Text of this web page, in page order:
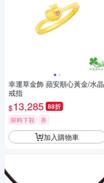
幸運草金飾 蘋安順心黃金/水晶
戒指
$13,285 88折
限時下殺 券
加入購物車